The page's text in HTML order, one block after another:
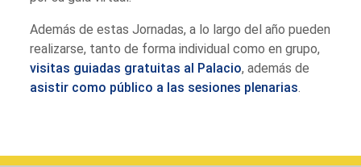
Además de estas Jornadas, a lo largo del año pueden
realizarse, tanto de forma individual como en grupo,
visitas guiadas gratuitas al Palacio, además de
asistir como público a las sesiones plenarias